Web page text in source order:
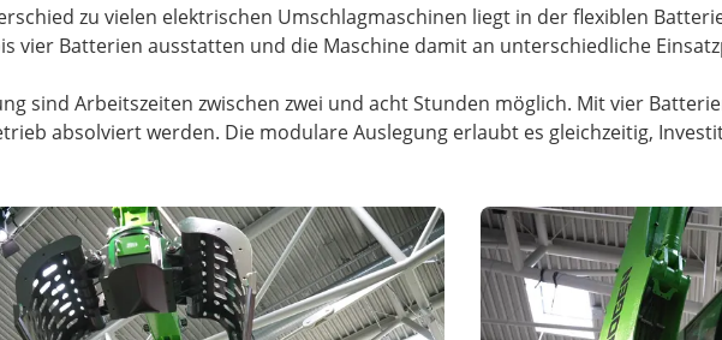
zu vielen elektrischen Umschlagmaschinen liegt in der flexiblen
vier Batterien ausstatten und die Maschine damit an unterschiedliche
sind Arbeitszeiten zwischen zwei und acht Stunden möglich. Mit vier
absolviert werden. Die modulare Auslegung erlaubt es gleichzeitig,